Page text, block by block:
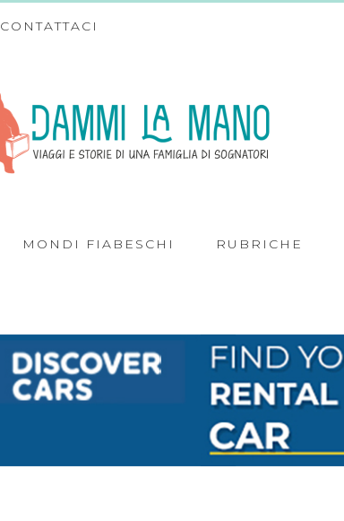
CONTATTACI
MONDI FIABESCHI RUBRICHE